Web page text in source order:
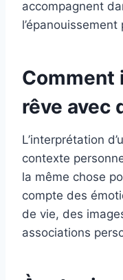
accompagnent
Comment
rêve avec
L’interprétation
contexte
la même chose
compte des
de vie, des
associations